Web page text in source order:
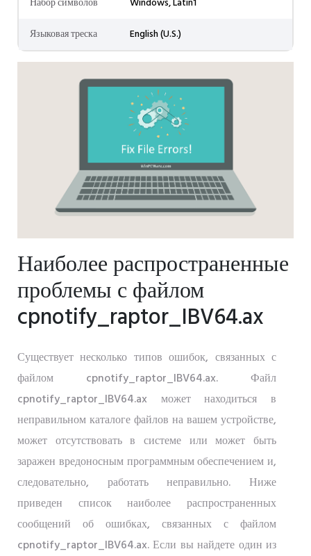
Языковая треска
English (U.S.)
Наиболее распространенные
проблемы с файлом
cpnotify_raptor_IBV64.ax
Существует несколько типов ошибок, связанных с
файлом cpnotify_raptor_IBV64.ax. Файл
cpnotify_raptor_IBV64.ax может находиться в
неправильном каталоге файлов на вашем устройстве,
может отсутствовать в системе или может быть
заражен вредоносным программным обеспечением и,
следовательно, работать неправильно. Ниже
приведен список наиболее распространенных
сообщений об ошибках, связанных с файлом
cpnotify_raptor_IBV64.ax. Если вы найдете один из